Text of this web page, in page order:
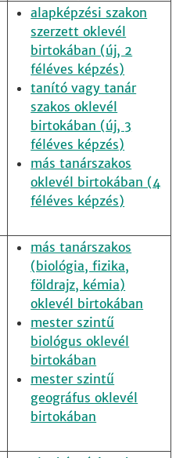
alapképzési szakon
szerzett oklevél
birtokában (új, 2
féléves képzés)
tanító vagy tanár
szakos oklevél
birtokában (új, 3
féléves képzés)
más tanárszakos
oklevél birtokában (4
féléves képzés)
más tanárszakos
(biológia, fizika,
földrajz, kémia)
oklevél birtokában
mester szintű
biológus oklevél
birtokában
mester szintű
geográfus oklevél
birtokában